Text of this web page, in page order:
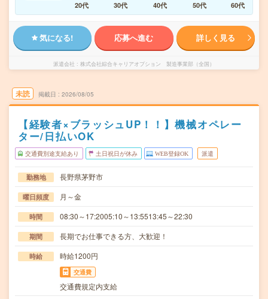
20代
30代 40代 50代 60代
気になる! 応募へ進む 詳しく見る
派遣会社 株式会社綜合キャリアオプション 製造事業部（全国）
未読 掲載日 2026/08/05
【経験者×ブラッシュUP！！】機械オペレー
ター/日払いOK
交通費別途支給あり 土日祝日が休み WEB登録OK 派遣
勤務地 長野県茅野市
曜日頻度 月～金
時間 08:30～17:2005:10～13:5513:45～22:30
期間 長期でお仕事できる方、大歓迎！
時給 時給1200円
交通費
交通費規定内支給